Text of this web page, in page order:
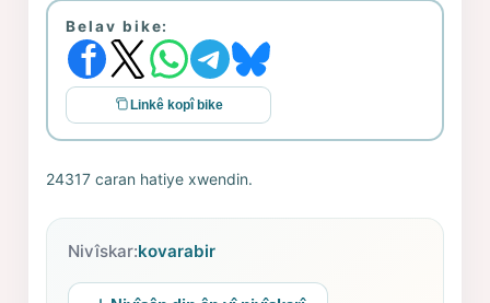
Belav bike:
Linkê kopî bike
24317 caran hatiye xwendin.
Nivîskar:kovarabir